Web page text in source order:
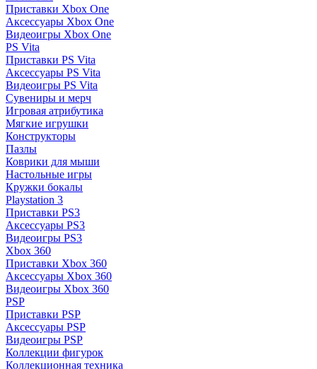
Приставки Xbox One
Аксессуары Xbox One
Видеоигры Xbox One
PS Vita
Приставки PS Vita
Аксессуары PS Vita
Видеоигры PS Vita
Сувениры и мерч
Игровая атрибутика
Мягкие игрушки
Конструкторы
Пазлы
Коврики для мыши
Настольные игры
Кружки бокалы
Playstation 3
Приставки PS3
Аксессуары PS3
Видеоигры PS3
Xbox 360
Приставки Xbox 360
Аксессуары Xbox 360
Видеоигры Xbox 360
PSP
Приставки PSP
Аксессуары PSP
Видеоигры PSP
Коллекции фигурок
Коллекционная техника